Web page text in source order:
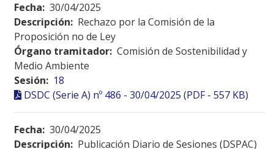
Fecha: 30/04/2025
Descripción: Rechazo por la Comisión de la
Proposición no de Ley
Órgano tramitador: Comisión de Sostenibilidad y
Medio Ambiente
Sesión: 18
DSDC (Serie A) nº 486 - 30/04/2025 (PDF - 557 KB)
Fecha: 30/04/2025
Descripción: Publicación Diario de Sesiones (DSPAC)